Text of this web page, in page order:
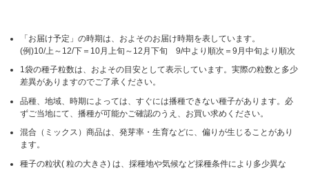
「お届け予定」の時期は、およそのお届け時期を表しています。
(例)10/上～12/下＝10月上旬～12月下旬 9/中より順次＝9月中旬より順次
1袋の種子粒数は、およその目安として表示しています。実際の粒数と多少
差異がありますのでご了承ください。
品種、地域、時期によっては、すぐには播種できない種子があります。必
ずご当地にて、播種が可能かご確認のうえ、お買い求めください。
混合（ミックス）商品は、発芽率・生育などに、偏りが生じることがあり
ます。
種子の粒状( 粒の大きさ) は、採種地や気候など採種条件により多少異な